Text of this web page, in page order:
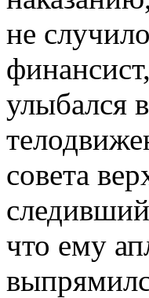
не
улыбался
совета
что ему